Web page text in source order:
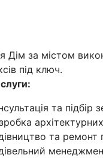
Дім за містом
під ключ.
та підбір
та ремонт